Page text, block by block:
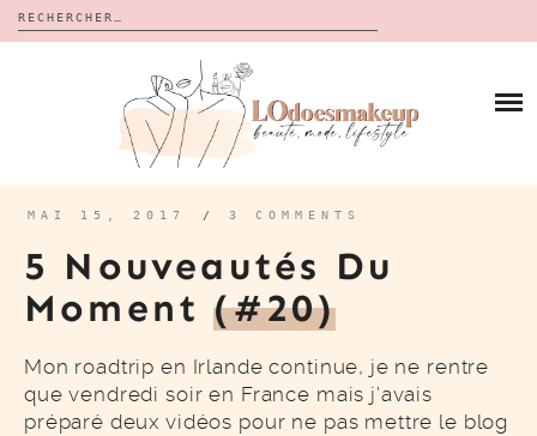
Rechercher :
CALENDRIERS DE L’AVENT
BON PLAN
À PROPOS
CONTACT
MAI 15, 2017 / 3 COMMENTS
5 Nouveautés Du
Moment(#20)
Mon roadtrip en Irlande continue, je ne rentre
que vendredi soir en France mais j’avais
préparé deux vidéos pour ne pas mettre le blog